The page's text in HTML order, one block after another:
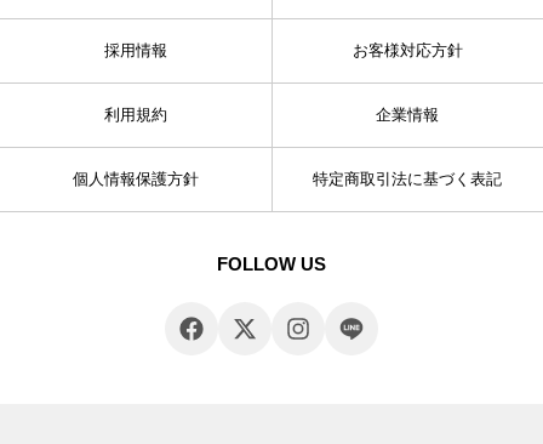
採用情報 お客様対応方針
利用規約 企業情報
個人情報保護方針 特定商取引法に基づく表記
FOLLOW US